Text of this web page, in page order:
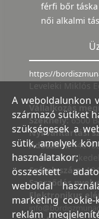
férfi bőr táska
női alkalmi
https://
Leveleki Miklós
Vállalkozás
Székhely:6500
Nyilvántartási
Adószám:
Bank:
Számlaszám:
Szerződés
Elektronikus
A weboldalunkon
származó sütiket
szükségesek a
sütik, amelyek
használatakor;
összesített
weboldal
marketing
reklám